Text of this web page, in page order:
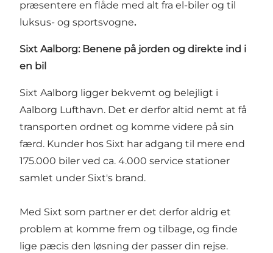
præsentere en flåde med alt fra el-biler og til
luksus- og sportsvogne.
Sixt Aalborg: Benene på jorden og direkte ind i
en bil
Sixt Aalborg ligger bekvemt og belejligt i
Aalborg Lufthavn. Det er derfor altid nemt at få
transporten ordnet og komme videre på sin
færd. Kunder hos Sixt har adgang til mere end
175.000 biler ved ca. 4.000 service stationer
samlet under Sixt's brand.
Med Sixt som partner er det derfor aldrig et
problem at komme frem og tilbage, og finde
lige pæcis den løsning der passer din rejse.